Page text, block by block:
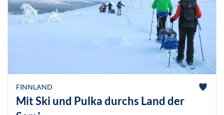
FINNLAND
Mit Ski und Pulka durchs Land der